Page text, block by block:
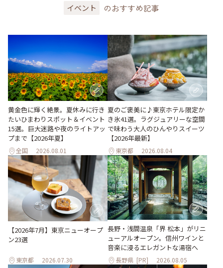
イベント のおすすめ記事
黄金色に輝く絶景。夏休みに行き
たいひまわりスポット＆イベント
15選。巨大迷路や夜のライトアッ
プまで【2026年夏】
全国 2026.08.01
夏のご褒美に♪東京ホテル限定か
き氷41選。ラグジュアリーな空間
で味わう大人のひんやりスイーツ
【2026年最新】
東京都 2026.08.04
【2026年7月】東京ニューオープ
ン23選
東京都 2026.07.30
長野・浅間温泉「界 松本」がリニ
ューアルオープン。信州ワインと
音楽に浸るエレガントな湯宿へ
長野県 [PR] 2026.08.05